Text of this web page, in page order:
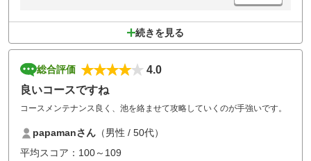
続きを見る
総合評価
4.0
良いコースですね
コースメンテナンス良く、池を絡ませて攻略していくのが手強いです。
papamanさん （男性 / 50代）
平均スコア：100～109